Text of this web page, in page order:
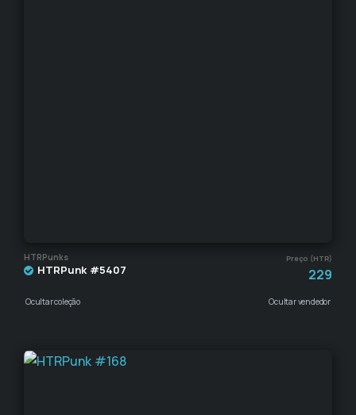
HTRPunks Preço (HTR)
HTRPunk #5407 229
Ocultar coleção Ocultar vendedor